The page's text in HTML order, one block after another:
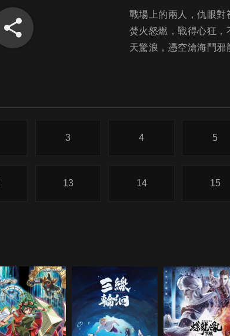
戰場上的兩人，仇眼
焚火怒燃，戰得心狂
天驚浪，憑空滄海鬥邪
3 4 5
13 14 15